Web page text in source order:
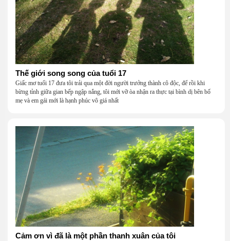
Thế giới song song của tuổi 17
Giấc mơ tuổi 17 đưa tôi trải qua một đời người trưởng thành cô độc, để rồi khi
bừng tỉnh giữa gian bếp ngập nắng, tôi mới vỡ òa nhận ra thực tại bình dị bên bố
mẹ và em gái mới là hạnh phúc vô giá nhất
Cảm ơn vì đã là một phần thanh xuân của tôi